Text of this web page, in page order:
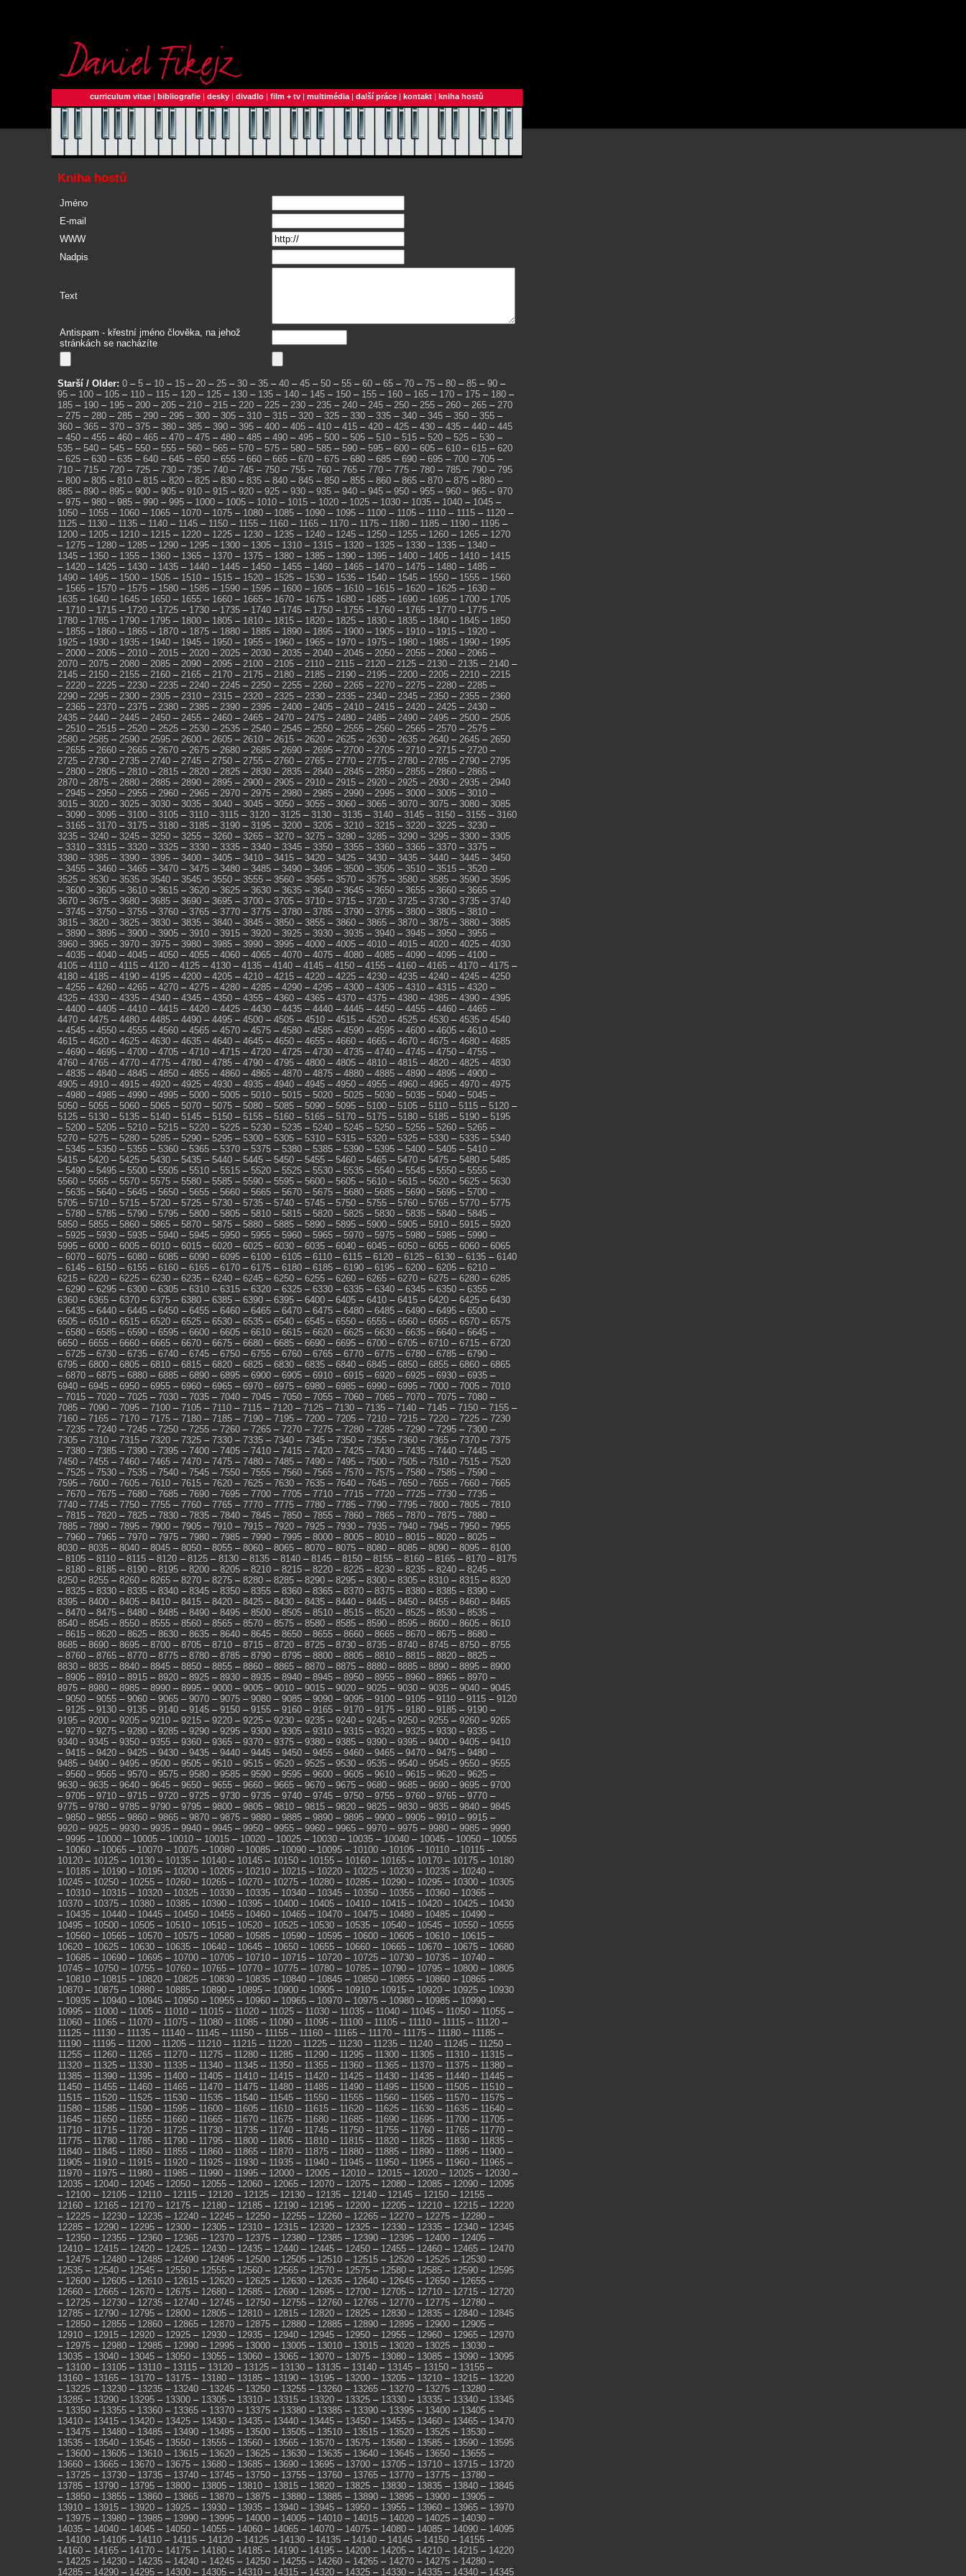
curriculum vitae | bibliografie | desky | divadlo | film + tv | multimédia | další práce | kontakt | kniha hostů
Kniha hostů
Jméno
E-mail
WWW
Nadpis
Text
Antispam - křestní jméno člověka, na jehož
stránkách se nacházíte
Starší / Older: 0 – 5 – 10 – 15 – 20 – 25 – 30 – 35 – 40 – 45 – 50 – 55 – 60 – 65 – 70 – 75 – 80 – 85 – 90 –
95 – 100 – 105 – 110 – 115 – 120 – 125 – 130 – 135 – 140 – 145 – 150 – 155 – 160 – 165 – 170 – 175 – 180 –
185 – 190 – 195 – 200 – 205 – 210 – 215 – 220 – 225 – 230 – 235 – 240 – 245 – 250 – 255 – 260 – 265 – 270
– 275 – 280 – 285 – 290 – 295 – 300 – 305 – 310 – 315 – 320 – 325 – 330 – 335 – 340 – 345 – 350 – 355 –
360 – 365 – 370 – 375 – 380 – 385 – 390 – 395 – 400 – 405 – 410 – 415 – 420 – 425 – 430 – 435 – 440 – 445
– 450 – 455 – 460 – 465 – 470 – 475 – 480 – 485 – 490 – 495 – 500 – 505 – 510 – 515 – 520 – 525 – 530 –
535 – 540 – 545 – 550 – 555 – 560 – 565 – 570 – 575 – 580 – 585 – 590 – 595 – 600 – 605 – 610 – 615 – 620
– 625 – 630 – 635 – 640 – 645 – 650 – 655 – 660 – 665 – 670 – 675 – 680 – 685 – 690 – 695 – 700 – 705 –
710 – 715 – 720 – 725 – 730 – 735 – 740 – 745 – 750 – 755 – 760 – 765 – 770 – 775 – 780 – 785 – 790 – 795
– 800 – 805 – 810 – 815 – 820 – 825 – 830 – 835 – 840 – 845 – 850 – 855 – 860 – 865 – 870 – 875 – 880 –
885 – 890 – 895 – 900 – 905 – 910 – 915 – 920 – 925 – 930 – 935 – 940 – 945 – 950 – 955 – 960 – 965 – 970
– 975 – 980 – 985 – 990 – 995 – 1000 – 1005 – 1010 – 1015 – 1020 – 1025 – 1030 – 1035 – 1040 – 1045 –
1050 – 1055 – 1060 – 1065 – 1070 – 1075 – 1080 – 1085 – 1090 – 1095 – 1100 – 1105 – 1110 – 1115 – 1120 –
1125 – 1130 – 1135 – 1140 – 1145 – 1150 – 1155 – 1160 – 1165 – 1170 – 1175 – 1180 – 1185 – 1190 – 1195 –
1200 – 1205 – 1210 – 1215 – 1220 – 1225 – 1230 – 1235 – 1240 – 1245 – 1250 – 1255 – 1260 – 1265 – 1270
– 1275 – 1280 – 1285 – 1290 – 1295 – 1300 – 1305 – 1310 – 1315 – 1320 – 1325 – 1330 – 1335 – 1340 –
1345 – 1350 – 1355 – 1360 – 1365 – 1370 – 1375 – 1380 – 1385 – 1390 – 1395 – 1400 – 1405 – 1410 – 1415
– 1420 – 1425 – 1430 – 1435 – 1440 – 1445 – 1450 – 1455 – 1460 – 1465 – 1470 – 1475 – 1480 – 1485 –
1490 – 1495 – 1500 – 1505 – 1510 – 1515 – 1520 – 1525 – 1530 – 1535 – 1540 – 1545 – 1550 – 1555 – 1560
– 1565 – 1570 – 1575 – 1580 – 1585 – 1590 – 1595 – 1600 – 1605 – 1610 – 1615 – 1620 – 1625 – 1630 –
1635 – 1640 – 1645 – 1650 – 1655 – 1660 – 1665 – 1670 – 1675 – 1680 – 1685 – 1690 – 1695 – 1700 – 1705
– 1710 – 1715 – 1720 – 1725 – 1730 – 1735 – 1740 – 1745 – 1750 – 1755 – 1760 – 1765 – 1770 – 1775 –
1780 – 1785 – 1790 – 1795 – 1800 – 1805 – 1810 – 1815 – 1820 – 1825 – 1830 – 1835 – 1840 – 1845 – 1850
– 1855 – 1860 – 1865 – 1870 – 1875 – 1880 – 1885 – 1890 – 1895 – 1900 – 1905 – 1910 – 1915 – 1920 –
1925 – 1930 – 1935 – 1940 – 1945 – 1950 – 1955 – 1960 – 1965 – 1970 – 1975 – 1980 – 1985 – 1990 – 1995
– 2000 – 2005 – 2010 – 2015 – 2020 – 2025 – 2030 – 2035 – 2040 – 2045 – 2050 – 2055 – 2060 – 2065 –
2070 – 2075 – 2080 – 2085 – 2090 – 2095 – 2100 – 2105 – 2110 – 2115 – 2120 – 2125 – 2130 – 2135 – 2140 –
2145 – 2150 – 2155 – 2160 – 2165 – 2170 – 2175 – 2180 – 2185 – 2190 – 2195 – 2200 – 2205 – 2210 – 2215
– 2220 – 2225 – 2230 – 2235 – 2240 – 2245 – 2250 – 2255 – 2260 – 2265 – 2270 – 2275 – 2280 – 2285 –
2290 – 2295 – 2300 – 2305 – 2310 – 2315 – 2320 – 2325 – 2330 – 2335 – 2340 – 2345 – 2350 – 2355 – 2360
– 2365 – 2370 – 2375 – 2380 – 2385 – 2390 – 2395 – 2400 – 2405 – 2410 – 2415 – 2420 – 2425 – 2430 –
2435 – 2440 – 2445 – 2450 – 2455 – 2460 – 2465 – 2470 – 2475 – 2480 – 2485 – 2490 – 2495 – 2500 – 2505
– 2510 – 2515 – 2520 – 2525 – 2530 – 2535 – 2540 – 2545 – 2550 – 2555 – 2560 – 2565 – 2570 – 2575 –
2580 – 2585 – 2590 – 2595 – 2600 – 2605 – 2610 – 2615 – 2620 – 2625 – 2630 – 2635 – 2640 – 2645 – 2650
– 2655 – 2660 – 2665 – 2670 – 2675 – 2680 – 2685 – 2690 – 2695 – 2700 – 2705 – 2710 – 2715 – 2720 –
2725 – 2730 – 2735 – 2740 – 2745 – 2750 – 2755 – 2760 – 2765 – 2770 – 2775 – 2780 – 2785 – 2790 – 2795
– 2800 – 2805 – 2810 – 2815 – 2820 – 2825 – 2830 – 2835 – 2840 – 2845 – 2850 – 2855 – 2860 – 2865 –
2870 – 2875 – 2880 – 2885 – 2890 – 2895 – 2900 – 2905 – 2910 – 2915 – 2920 – 2925 – 2930 – 2935 – 2940
– 2945 – 2950 – 2955 – 2960 – 2965 – 2970 – 2975 – 2980 – 2985 – 2990 – 2995 – 3000 – 3005 – 3010 –
3015 – 3020 – 3025 – 3030 – 3035 – 3040 – 3045 – 3050 – 3055 – 3060 – 3065 – 3070 – 3075 – 3080 – 3085
– 3090 – 3095 – 3100 – 3105 – 3110 – 3115 – 3120 – 3125 – 3130 – 3135 – 3140 – 3145 – 3150 – 3155 – 3160
– 3165 – 3170 – 3175 – 3180 – 3185 – 3190 – 3195 – 3200 – 3205 – 3210 – 3215 – 3220 – 3225 – 3230 –
3235 – 3240 – 3245 – 3250 – 3255 – 3260 – 3265 – 3270 – 3275 – 3280 – 3285 – 3290 – 3295 – 3300 – 3305
– 3310 – 3315 – 3320 – 3325 – 3330 – 3335 – 3340 – 3345 – 3350 – 3355 – 3360 – 3365 – 3370 – 3375 –
3380 – 3385 – 3390 – 3395 – 3400 – 3405 – 3410 – 3415 – 3420 – 3425 – 3430 – 3435 – 3440 – 3445 – 3450
– 3455 – 3460 – 3465 – 3470 – 3475 – 3480 – 3485 – 3490 – 3495 – 3500 – 3505 – 3510 – 3515 – 3520 –
3525 – 3530 – 3535 – 3540 – 3545 – 3550 – 3555 – 3560 – 3565 – 3570 – 3575 – 3580 – 3585 – 3590 – 3595
– 3600 – 3605 – 3610 – 3615 – 3620 – 3625 – 3630 – 3635 – 3640 – 3645 – 3650 – 3655 – 3660 – 3665 –
3670 – 3675 – 3680 – 3685 – 3690 – 3695 – 3700 – 3705 – 3710 – 3715 – 3720 – 3725 – 3730 – 3735 – 3740
– 3745 – 3750 – 3755 – 3760 – 3765 – 3770 – 3775 – 3780 – 3785 – 3790 – 3795 – 3800 – 3805 – 3810 –
3815 – 3820 – 3825 – 3830 – 3835 – 3840 – 3845 – 3850 – 3855 – 3860 – 3865 – 3870 – 3875 – 3880 – 3885
– 3890 – 3895 – 3900 – 3905 – 3910 – 3915 – 3920 – 3925 – 3930 – 3935 – 3940 – 3945 – 3950 – 3955 –
3960 – 3965 – 3970 – 3975 – 3980 – 3985 – 3990 – 3995 – 4000 – 4005 – 4010 – 4015 – 4020 – 4025 – 4030
– 4035 – 4040 – 4045 – 4050 – 4055 – 4060 – 4065 – 4070 – 4075 – 4080 – 4085 – 4090 – 4095 – 4100 –
4105 – 4110 – 4115 – 4120 – 4125 – 4130 – 4135 – 4140 – 4145 – 4150 – 4155 – 4160 – 4165 – 4170 – 4175 –
4180 – 4185 – 4190 – 4195 – 4200 – 4205 – 4210 – 4215 – 4220 – 4225 – 4230 – 4235 – 4240 – 4245 – 4250
– 4255 – 4260 – 4265 – 4270 – 4275 – 4280 – 4285 – 4290 – 4295 – 4300 – 4305 – 4310 – 4315 – 4320 –
4325 – 4330 – 4335 – 4340 – 4345 – 4350 – 4355 – 4360 – 4365 – 4370 – 4375 – 4380 – 4385 – 4390 – 4395
– 4400 – 4405 – 4410 – 4415 – 4420 – 4425 – 4430 – 4435 – 4440 – 4445 – 4450 – 4455 – 4460 – 4465 –
4470 – 4475 – 4480 – 4485 – 4490 – 4495 – 4500 – 4505 – 4510 – 4515 – 4520 – 4525 – 4530 – 4535 – 4540
– 4545 – 4550 – 4555 – 4560 – 4565 – 4570 – 4575 – 4580 – 4585 – 4590 – 4595 – 4600 – 4605 – 4610 –
4615 – 4620 – 4625 – 4630 – 4635 – 4640 – 4645 – 4650 – 4655 – 4660 – 4665 – 4670 – 4675 – 4680 – 4685
– 4690 – 4695 – 4700 – 4705 – 4710 – 4715 – 4720 – 4725 – 4730 – 4735 – 4740 – 4745 – 4750 – 4755 –
4760 – 4765 – 4770 – 4775 – 4780 – 4785 – 4790 – 4795 – 4800 – 4805 – 4810 – 4815 – 4820 – 4825 – 4830
– 4835 – 4840 – 4845 – 4850 – 4855 – 4860 – 4865 – 4870 – 4875 – 4880 – 4885 – 4890 – 4895 – 4900 –
4905 – 4910 – 4915 – 4920 – 4925 – 4930 – 4935 – 4940 – 4945 – 4950 – 4955 – 4960 – 4965 – 4970 – 4975
– 4980 – 4985 – 4990 – 4995 – 5000 – 5005 – 5010 – 5015 – 5020 – 5025 – 5030 – 5035 – 5040 – 5045 –
5050 – 5055 – 5060 – 5065 – 5070 – 5075 – 5080 – 5085 – 5090 – 5095 – 5100 – 5105 – 5110 – 5115 – 5120 –
5125 – 5130 – 5135 – 5140 – 5145 – 5150 – 5155 – 5160 – 5165 – 5170 – 5175 – 5180 – 5185 – 5190 – 5195
– 5200 – 5205 – 5210 – 5215 – 5220 – 5225 – 5230 – 5235 – 5240 – 5245 – 5250 – 5255 – 5260 – 5265 –
5270 – 5275 – 5280 – 5285 – 5290 – 5295 – 5300 – 5305 – 5310 – 5315 – 5320 – 5325 – 5330 – 5335 – 5340
– 5345 – 5350 – 5355 – 5360 – 5365 – 5370 – 5375 – 5380 – 5385 – 5390 – 5395 – 5400 – 5405 – 5410 –
5415 – 5420 – 5425 – 5430 – 5435 – 5440 – 5445 – 5450 – 5455 – 5460 – 5465 – 5470 – 5475 – 5480 – 5485
– 5490 – 5495 – 5500 – 5505 – 5510 – 5515 – 5520 – 5525 – 5530 – 5535 – 5540 – 5545 – 5550 – 5555 –
5560 – 5565 – 5570 – 5575 – 5580 – 5585 – 5590 – 5595 – 5600 – 5605 – 5610 – 5615 – 5620 – 5625 – 5630
– 5635 – 5640 – 5645 – 5650 – 5655 – 5660 – 5665 – 5670 – 5675 – 5680 – 5685 – 5690 – 5695 – 5700 –
5705 – 5710 – 5715 – 5720 – 5725 – 5730 – 5735 – 5740 – 5745 – 5750 – 5755 – 5760 – 5765 – 5770 – 5775
– 5780 – 5785 – 5790 – 5795 – 5800 – 5805 – 5810 – 5815 – 5820 – 5825 – 5830 – 5835 – 5840 – 5845 –
5850 – 5855 – 5860 – 5865 – 5870 – 5875 – 5880 – 5885 – 5890 – 5895 – 5900 – 5905 – 5910 – 5915 – 5920
– 5925 – 5930 – 5935 – 5940 – 5945 – 5950 – 5955 – 5960 – 5965 – 5970 – 5975 – 5980 – 5985 – 5990 –
5995 – 6000 – 6005 – 6010 – 6015 – 6020 – 6025 – 6030 – 6035 – 6040 – 6045 – 6050 – 6055 – 6060 – 6065
– 6070 – 6075 – 6080 – 6085 – 6090 – 6095 – 6100 – 6105 – 6110 – 6115 – 6120 – 6125 – 6130 – 6135 – 6140
– 6145 – 6150 – 6155 – 6160 – 6165 – 6170 – 6175 – 6180 – 6185 – 6190 – 6195 – 6200 – 6205 – 6210 –
6215 – 6220 – 6225 – 6230 – 6235 – 6240 – 6245 – 6250 – 6255 – 6260 – 6265 – 6270 – 6275 – 6280 – 6285
– 6290 – 6295 – 6300 – 6305 – 6310 – 6315 – 6320 – 6325 – 6330 – 6335 – 6340 – 6345 – 6350 – 6355 –
6360 – 6365 – 6370 – 6375 – 6380 – 6385 – 6390 – 6395 – 6400 – 6405 – 6410 – 6415 – 6420 – 6425 – 6430
– 6435 – 6440 – 6445 – 6450 – 6455 – 6460 – 6465 – 6470 – 6475 – 6480 – 6485 – 6490 – 6495 – 6500 –
6505 – 6510 – 6515 – 6520 – 6525 – 6530 – 6535 – 6540 – 6545 – 6550 – 6555 – 6560 – 6565 – 6570 – 6575
– 6580 – 6585 – 6590 – 6595 – 6600 – 6605 – 6610 – 6615 – 6620 – 6625 – 6630 – 6635 – 6640 – 6645 –
6650 – 6655 – 6660 – 6665 – 6670 – 6675 – 6680 – 6685 – 6690 – 6695 – 6700 – 6705 – 6710 – 6715 – 6720
– 6725 – 6730 – 6735 – 6740 – 6745 – 6750 – 6755 – 6760 – 6765 – 6770 – 6775 – 6780 – 6785 – 6790 –
6795 – 6800 – 6805 – 6810 – 6815 – 6820 – 6825 – 6830 – 6835 – 6840 – 6845 – 6850 – 6855 – 6860 – 6865
– 6870 – 6875 – 6880 – 6885 – 6890 – 6895 – 6900 – 6905 – 6910 – 6915 – 6920 – 6925 – 6930 – 6935 –
6940 – 6945 – 6950 – 6955 – 6960 – 6965 – 6970 – 6975 – 6980 – 6985 – 6990 – 6995 – 7000 – 7005 – 7010
– 7015 – 7020 – 7025 – 7030 – 7035 – 7040 – 7045 – 7050 – 7055 – 7060 – 7065 – 7070 – 7075 – 7080 –
7085 – 7090 – 7095 – 7100 – 7105 – 7110 – 7115 – 7120 – 7125 – 7130 – 7135 – 7140 – 7145 – 7150 – 7155 –
7160 – 7165 – 7170 – 7175 – 7180 – 7185 – 7190 – 7195 – 7200 – 7205 – 7210 – 7215 – 7220 – 7225 – 7230
– 7235 – 7240 – 7245 – 7250 – 7255 – 7260 – 7265 – 7270 – 7275 – 7280 – 7285 – 7290 – 7295 – 7300 –
7305 – 7310 – 7315 – 7320 – 7325 – 7330 – 7335 – 7340 – 7345 – 7350 – 7355 – 7360 – 7365 – 7370 – 7375
– 7380 – 7385 – 7390 – 7395 – 7400 – 7405 – 7410 – 7415 – 7420 – 7425 – 7430 – 7435 – 7440 – 7445 –
7450 – 7455 – 7460 – 7465 – 7470 – 7475 – 7480 – 7485 – 7490 – 7495 – 7500 – 7505 – 7510 – 7515 – 7520
– 7525 – 7530 – 7535 – 7540 – 7545 – 7550 – 7555 – 7560 – 7565 – 7570 – 7575 – 7580 – 7585 – 7590 –
7595 – 7600 – 7605 – 7610 – 7615 – 7620 – 7625 – 7630 – 7635 – 7640 – 7645 – 7650 – 7655 – 7660 – 7665
– 7670 – 7675 – 7680 – 7685 – 7690 – 7695 – 7700 – 7705 – 7710 – 7715 – 7720 – 7725 – 7730 – 7735 –
7740 – 7745 – 7750 – 7755 – 7760 – 7765 – 7770 – 7775 – 7780 – 7785 – 7790 – 7795 – 7800 – 7805 – 7810
– 7815 – 7820 – 7825 – 7830 – 7835 – 7840 – 7845 – 7850 – 7855 – 7860 – 7865 – 7870 – 7875 – 7880 –
7885 – 7890 – 7895 – 7900 – 7905 – 7910 – 7915 – 7920 – 7925 – 7930 – 7935 – 7940 – 7945 – 7950 – 7955
– 7960 – 7965 – 7970 – 7975 – 7980 – 7985 – 7990 – 7995 – 8000 – 8005 – 8010 – 8015 – 8020 – 8025 –
8030 – 8035 – 8040 – 8045 – 8050 – 8055 – 8060 – 8065 – 8070 – 8075 – 8080 – 8085 – 8090 – 8095 – 8100
– 8105 – 8110 – 8115 – 8120 – 8125 – 8130 – 8135 – 8140 – 8145 – 8150 – 8155 – 8160 – 8165 – 8170 – 8175
– 8180 – 8185 – 8190 – 8195 – 8200 – 8205 – 8210 – 8215 – 8220 – 8225 – 8230 – 8235 – 8240 – 8245 –
8250 – 8255 – 8260 – 8265 – 8270 – 8275 – 8280 – 8285 – 8290 – 8295 – 8300 – 8305 – 8310 – 8315 – 8320
– 8325 – 8330 – 8335 – 8340 – 8345 – 8350 – 8355 – 8360 – 8365 – 8370 – 8375 – 8380 – 8385 – 8390 –
8395 – 8400 – 8405 – 8410 – 8415 – 8420 – 8425 – 8430 – 8435 – 8440 – 8445 – 8450 – 8455 – 8460 – 8465
– 8470 – 8475 – 8480 – 8485 – 8490 – 8495 – 8500 – 8505 – 8510 – 8515 – 8520 – 8525 – 8530 – 8535 –
8540 – 8545 – 8550 – 8555 – 8560 – 8565 – 8570 – 8575 – 8580 – 8585 – 8590 – 8595 – 8600 – 8605 – 8610
– 8615 – 8620 – 8625 – 8630 – 8635 – 8640 – 8645 – 8650 – 8655 – 8660 – 8665 – 8670 – 8675 – 8680 –
8685 – 8690 – 8695 – 8700 – 8705 – 8710 – 8715 – 8720 – 8725 – 8730 – 8735 – 8740 – 8745 – 8750 – 8755
– 8760 – 8765 – 8770 – 8775 – 8780 – 8785 – 8790 – 8795 – 8800 – 8805 – 8810 – 8815 – 8820 – 8825 –
8830 – 8835 – 8840 – 8845 – 8850 – 8855 – 8860 – 8865 – 8870 – 8875 – 8880 – 8885 – 8890 – 8895 – 8900
– 8905 – 8910 – 8915 – 8920 – 8925 – 8930 – 8935 – 8940 – 8945 – 8950 – 8955 – 8960 – 8965 – 8970 –
8975 – 8980 – 8985 – 8990 – 8995 – 9000 – 9005 – 9010 – 9015 – 9020 – 9025 – 9030 – 9035 – 9040 – 9045
– 9050 – 9055 – 9060 – 9065 – 9070 – 9075 – 9080 – 9085 – 9090 – 9095 – 9100 – 9105 – 9110 – 9115 – 9120
– 9125 – 9130 – 9135 – 9140 – 9145 – 9150 – 9155 – 9160 – 9165 – 9170 – 9175 – 9180 – 9185 – 9190 –
9195 – 9200 – 9205 – 9210 – 9215 – 9220 – 9225 – 9230 – 9235 – 9240 – 9245 – 9250 – 9255 – 9260 – 9265
– 9270 – 9275 – 9280 – 9285 – 9290 – 9295 – 9300 – 9305 – 9310 – 9315 – 9320 – 9325 – 9330 – 9335 –
9340 – 9345 – 9350 – 9355 – 9360 – 9365 – 9370 – 9375 – 9380 – 9385 – 9390 – 9395 – 9400 – 9405 – 9410
– 9415 – 9420 – 9425 – 9430 – 9435 – 9440 – 9445 – 9450 – 9455 – 9460 – 9465 – 9470 – 9475 – 9480 –
9485 – 9490 – 9495 – 9500 – 9505 – 9510 – 9515 – 9520 – 9525 – 9530 – 9535 – 9540 – 9545 – 9550 – 9555
– 9560 – 9565 – 9570 – 9575 – 9580 – 9585 – 9590 – 9595 – 9600 – 9605 – 9610 – 9615 – 9620 – 9625 –
9630 – 9635 – 9640 – 9645 – 9650 – 9655 – 9660 – 9665 – 9670 – 9675 – 9680 – 9685 – 9690 – 9695 – 9700
– 9705 – 9710 – 9715 – 9720 – 9725 – 9730 – 9735 – 9740 – 9745 – 9750 – 9755 – 9760 – 9765 – 9770 –
9775 – 9780 – 9785 – 9790 – 9795 – 9800 – 9805 – 9810 – 9815 – 9820 – 9825 – 9830 – 9835 – 9840 – 9845
– 9850 – 9855 – 9860 – 9865 – 9870 – 9875 – 9880 – 9885 – 9890 – 9895 – 9900 – 9905 – 9910 – 9915 –
9920 – 9925 – 9930 – 9935 – 9940 – 9945 – 9950 – 9955 – 9960 – 9965 – 9970 – 9975 – 9980 – 9985 – 9990
– 9995 – 10000 – 10005 – 10010 – 10015 – 10020 – 10025 – 10030 – 10035 – 10040 – 10045 – 10050 – 10055
– 10060 – 10065 – 10070 – 10075 – 10080 – 10085 – 10090 – 10095 – 10100 – 10105 – 10110 – 10115 –
10120 – 10125 – 10130 – 10135 – 10140 – 10145 – 10150 – 10155 – 10160 – 10165 – 10170 – 10175 – 10180
– 10185 – 10190 – 10195 – 10200 – 10205 – 10210 – 10215 – 10220 – 10225 – 10230 – 10235 – 10240 –
10245 – 10250 – 10255 – 10260 – 10265 – 10270 – 10275 – 10280 – 10285 – 10290 – 10295 – 10300 – 10305
– 10310 – 10315 – 10320 – 10325 – 10330 – 10335 – 10340 – 10345 – 10350 – 10355 – 10360 – 10365 –
10370 – 10375 – 10380 – 10385 – 10390 – 10395 – 10400 – 10405 – 10410 – 10415 – 10420 – 10425 – 10430
– 10435 – 10440 – 10445 – 10450 – 10455 – 10460 – 10465 – 10470 – 10475 – 10480 – 10485 – 10490 –
10495 – 10500 – 10505 – 10510 – 10515 – 10520 – 10525 – 10530 – 10535 – 10540 – 10545 – 10550 – 10555
– 10560 – 10565 – 10570 – 10575 – 10580 – 10585 – 10590 – 10595 – 10600 – 10605 – 10610 – 10615 –
10620 – 10625 – 10630 – 10635 – 10640 – 10645 – 10650 – 10655 – 10660 – 10665 – 10670 – 10675 – 10680
– 10685 – 10690 – 10695 – 10700 – 10705 – 10710 – 10715 – 10720 – 10725 – 10730 – 10735 – 10740 –
10745 – 10750 – 10755 – 10760 – 10765 – 10770 – 10775 – 10780 – 10785 – 10790 – 10795 – 10800 – 10805
– 10810 – 10815 – 10820 – 10825 – 10830 – 10835 – 10840 – 10845 – 10850 – 10855 – 10860 – 10865 –
10870 – 10875 – 10880 – 10885 – 10890 – 10895 – 10900 – 10905 – 10910 – 10915 – 10920 – 10925 – 10930
– 10935 – 10940 – 10945 – 10950 – 10955 – 10960 – 10965 – 10970 – 10975 – 10980 – 10985 – 10990 –
10995 – 11000 – 11005 – 11010 – 11015 – 11020 – 11025 – 11030 – 11035 – 11040 – 11045 – 11050 – 11055 –
11060 – 11065 – 11070 – 11075 – 11080 – 11085 – 11090 – 11095 – 11100 – 11105 – 11110 – 11115 – 11120 –
11125 – 11130 – 11135 – 11140 – 11145 – 11150 – 11155 – 11160 – 11165 – 11170 – 11175 – 11180 – 11185 –
11190 – 11195 – 11200 – 11205 – 11210 – 11215 – 11220 – 11225 – 11230 – 11235 – 11240 – 11245 – 11250 –
11255 – 11260 – 11265 – 11270 – 11275 – 11280 – 11285 – 11290 – 11295 – 11300 – 11305 – 11310 – 11315 –
11320 – 11325 – 11330 – 11335 – 11340 – 11345 – 11350 – 11355 – 11360 – 11365 – 11370 – 11375 – 11380 –
11385 – 11390 – 11395 – 11400 – 11405 – 11410 – 11415 – 11420 – 11425 – 11430 – 11435 – 11440 – 11445 –
11450 – 11455 – 11460 – 11465 – 11470 – 11475 – 11480 – 11485 – 11490 – 11495 – 11500 – 11505 – 11510 –
11515 – 11520 – 11525 – 11530 – 11535 – 11540 – 11545 – 11550 – 11555 – 11560 – 11565 – 11570 – 11575 –
11580 – 11585 – 11590 – 11595 – 11600 – 11605 – 11610 – 11615 – 11620 – 11625 – 11630 – 11635 – 11640 –
11645 – 11650 – 11655 – 11660 – 11665 – 11670 – 11675 – 11680 – 11685 – 11690 – 11695 – 11700 – 11705 –
11710 – 11715 – 11720 – 11725 – 11730 – 11735 – 11740 – 11745 – 11750 – 11755 – 11760 – 11765 – 11770 –
11775 – 11780 – 11785 – 11790 – 11795 – 11800 – 11805 – 11810 – 11815 – 11820 – 11825 – 11830 – 11835 –
11840 – 11845 – 11850 – 11855 – 11860 – 11865 – 11870 – 11875 – 11880 – 11885 – 11890 – 11895 – 11900 –
11905 – 11910 – 11915 – 11920 – 11925 – 11930 – 11935 – 11940 – 11945 – 11950 – 11955 – 11960 – 11965 –
11970 – 11975 – 11980 – 11985 – 11990 – 11995 – 12000 – 12005 – 12010 – 12015 – 12020 – 12025 – 12030 –
12035 – 12040 – 12045 – 12050 – 12055 – 12060 – 12065 – 12070 – 12075 – 12080 – 12085 – 12090 – 12095
– 12100 – 12105 – 12110 – 12115 – 12120 – 12125 – 12130 – 12135 – 12140 – 12145 – 12150 – 12155 –
12160 – 12165 – 12170 – 12175 – 12180 – 12185 – 12190 – 12195 – 12200 – 12205 – 12210 – 12215 – 12220
– 12225 – 12230 – 12235 – 12240 – 12245 – 12250 – 12255 – 12260 – 12265 – 12270 – 12275 – 12280 –
12285 – 12290 – 12295 – 12300 – 12305 – 12310 – 12315 – 12320 – 12325 – 12330 – 12335 – 12340 – 12345
– 12350 – 12355 – 12360 – 12365 – 12370 – 12375 – 12380 – 12385 – 12390 – 12395 – 12400 – 12405 –
12410 – 12415 – 12420 – 12425 – 12430 – 12435 – 12440 – 12445 – 12450 – 12455 – 12460 – 12465 – 12470
– 12475 – 12480 – 12485 – 12490 – 12495 – 12500 – 12505 – 12510 – 12515 – 12520 – 12525 – 12530 –
12535 – 12540 – 12545 – 12550 – 12555 – 12560 – 12565 – 12570 – 12575 – 12580 – 12585 – 12590 – 12595
– 12600 – 12605 – 12610 – 12615 – 12620 – 12625 – 12630 – 12635 – 12640 – 12645 – 12650 – 12655 –
12660 – 12665 – 12670 – 12675 – 12680 – 12685 – 12690 – 12695 – 12700 – 12705 – 12710 – 12715 – 12720
– 12725 – 12730 – 12735 – 12740 – 12745 – 12750 – 12755 – 12760 – 12765 – 12770 – 12775 – 12780 –
12785 – 12790 – 12795 – 12800 – 12805 – 12810 – 12815 – 12820 – 12825 – 12830 – 12835 – 12840 – 12845
– 12850 – 12855 – 12860 – 12865 – 12870 – 12875 – 12880 – 12885 – 12890 – 12895 – 12900 – 12905 –
12910 – 12915 – 12920 – 12925 – 12930 – 12935 – 12940 – 12945 – 12950 – 12955 – 12960 – 12965 – 12970
– 12975 – 12980 – 12985 – 12990 – 12995 – 13000 – 13005 – 13010 – 13015 – 13020 – 13025 – 13030 –
13035 – 13040 – 13045 – 13050 – 13055 – 13060 – 13065 – 13070 – 13075 – 13080 – 13085 – 13090 – 13095
– 13100 – 13105 – 13110 – 13115 – 13120 – 13125 – 13130 – 13135 – 13140 – 13145 – 13150 – 13155 –
13160 – 13165 – 13170 – 13175 – 13180 – 13185 – 13190 – 13195 – 13200 – 13205 – 13210 – 13215 – 13220
– 13225 – 13230 – 13235 – 13240 – 13245 – 13250 – 13255 – 13260 – 13265 – 13270 – 13275 – 13280 –
13285 – 13290 – 13295 – 13300 – 13305 – 13310 – 13315 – 13320 – 13325 – 13330 – 13335 – 13340 – 13345
– 13350 – 13355 – 13360 – 13365 – 13370 – 13375 – 13380 – 13385 – 13390 – 13395 – 13400 – 13405 –
13410 – 13415 – 13420 – 13425 – 13430 – 13435 – 13440 – 13445 – 13450 – 13455 – 13460 – 13465 – 13470
– 13475 – 13480 – 13485 – 13490 – 13495 – 13500 – 13505 – 13510 – 13515 – 13520 – 13525 – 13530 –
13535 – 13540 – 13545 – 13550 – 13555 – 13560 – 13565 – 13570 – 13575 – 13580 – 13585 – 13590 – 13595
– 13600 – 13605 – 13610 – 13615 – 13620 – 13625 – 13630 – 13635 – 13640 – 13645 – 13650 – 13655 –
13660 – 13665 – 13670 – 13675 – 13680 – 13685 – 13690 – 13695 – 13700 – 13705 – 13710 – 13715 – 13720
– 13725 – 13730 – 13735 – 13740 – 13745 – 13750 – 13755 – 13760 – 13765 – 13770 – 13775 – 13780 –
13785 – 13790 – 13795 – 13800 – 13805 – 13810 – 13815 – 13820 – 13825 – 13830 – 13835 – 13840 – 13845
– 13850 – 13855 – 13860 – 13865 – 13870 – 13875 – 13880 – 13885 – 13890 – 13895 – 13900 – 13905 –
13910 – 13915 – 13920 – 13925 – 13930 – 13935 – 13940 – 13945 – 13950 – 13955 – 13960 – 13965 – 13970
– 13975 – 13980 – 13985 – 13990 – 13995 – 14000 – 14005 – 14010 – 14015 – 14020 – 14025 – 14030 –
14035 – 14040 – 14045 – 14050 – 14055 – 14060 – 14065 – 14070 – 14075 – 14080 – 14085 – 14090 – 14095
– 14100 – 14105 – 14110 – 14115 – 14120 – 14125 – 14130 – 14135 – 14140 – 14145 – 14150 – 14155 –
14160 – 14165 – 14170 – 14175 – 14180 – 14185 – 14190 – 14195 – 14200 – 14205 – 14210 – 14215 – 14220
– 14225 – 14230 – 14235 – 14240 – 14245 – 14250 – 14255 – 14260 – 14265 – 14270 – 14275 – 14280 –
14285 – 14290 – 14295 – 14300 – 14305 – 14310 – 14315 – 14320 – 14325 – 14330 – 14335 – 14340 – 14345